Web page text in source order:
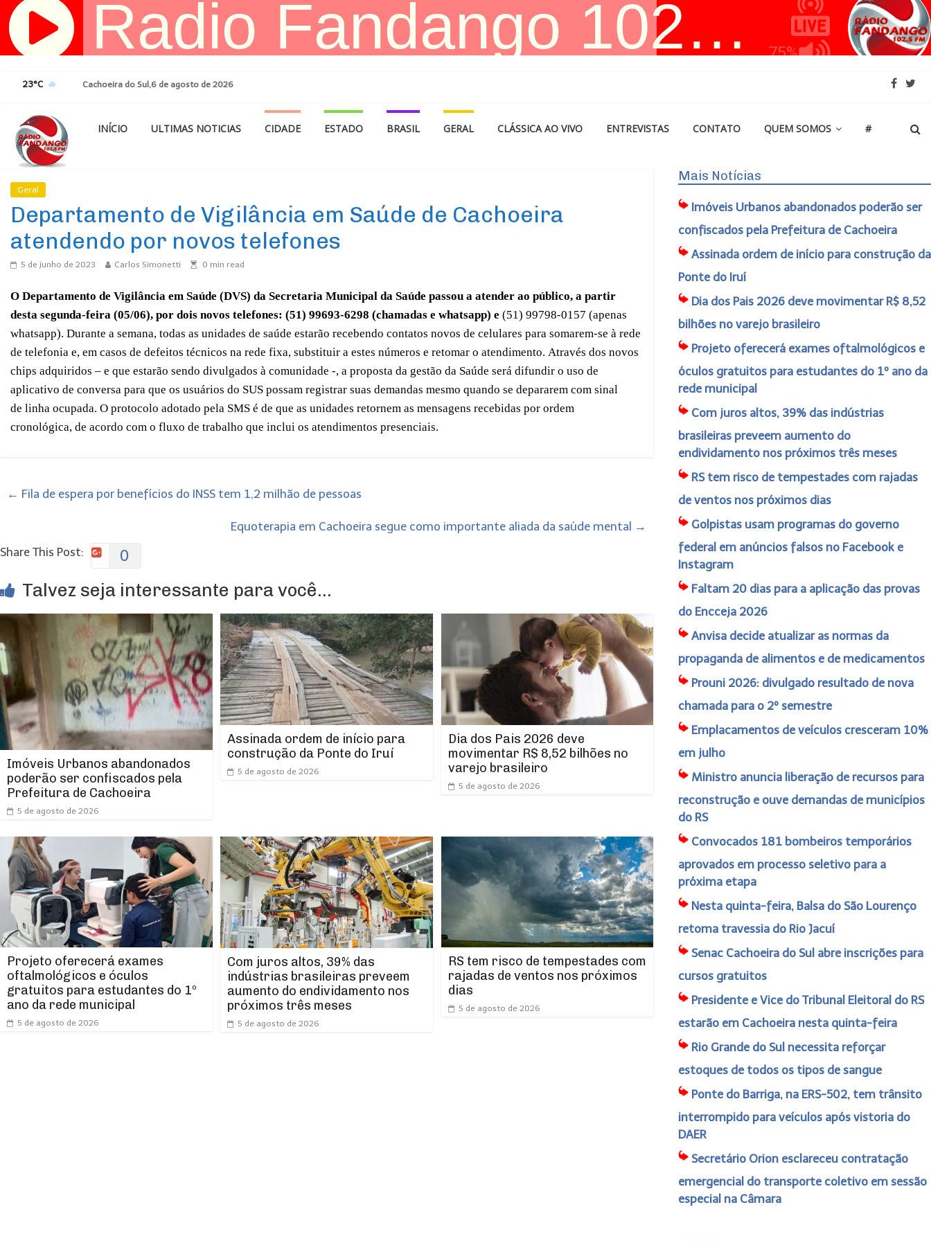
Pular
para
23°C Cachoeira do Sul,6 de agosto de 2026
INÍCIO ULTIMAS NOTICIAS CIDADE ESTADO BRASIL GERAL CLÁSSICA AO VIVO ENTREVISTAS CONTATO QUEM SOMOS #
Geral
Departamento de Vigilância em Saúde de Cachoeira
atendendo por novos telefones
5 de junho de 2023 Carlos Simonetti 0 min read
O Departamento de Vigilância em Saúde (DVS) da Secretaria Municipal da Saúde passou a atender ao público, a partir
desta segunda-feira (05/06), por dois novos telefones: (51) 99693-6298 (chamadas e whatsapp) e (51) 99798-0157 (apenas
whatsapp). Durante a semana, todas as unidades de saúde estarão recebendo contatos novos de celulares para somarem-se à rede
de telefonia e, em casos de defeitos técnicos na rede fixa, substituir a estes números e retomar o atendimento. Através dos novos
chips adquiridos – e que estarão sendo divulgados à comunidade -, a proposta da gestão da Saúde será difundir o uso de
aplicativo de conversa para que os usuários do SUS possam registrar suas demandas mesmo quando se depararem com sinal
de linha ocupada. O protocolo adotado pela SMS é de que as unidades retornem as mensagens recebidas por ordem
cronológica, de acordo com o fluxo de trabalho que inclui os atendimentos presenciais.
← Fila de espera por benefícios do INSS tem 1,2 milhão de pessoas
Equoterapia em Cachoeira segue como importante aliada da saúde mental →
Share This Post:
0
Talvez seja interessante para você...
Imóveis Urbanos abandonados
poderão ser confiscados pela
Prefeitura de Cachoeira
5 de agosto de 2026
Assinada ordem de início para
construção da Ponte do Iruí
5 de agosto de 2026
Dia dos Pais 2026 deve
movimentar R$ 8,52 bilhões no
varejo brasileiro
5 de agosto de 2026
Projeto oferecerá exames
oftalmológicos e óculos
gratuitos para estudantes do 1º
ano da rede municipal
5 de agosto de 2026
Com juros altos, 39% das
indústrias brasileiras preveem
aumento do endividamento nos
próximos três meses
5 de agosto de 2026
RS tem risco de tempestades com
rajadas de ventos nos próximos
dias
5 de agosto de 2026
Mais Notícias
Imóveis Urbanos abandonados poderão ser
confiscados pela Prefeitura de Cachoeira
Assinada ordem de início para construção da
Ponte do Iruí
Dia dos Pais 2026 deve movimentar R$ 8,52
bilhões no varejo brasileiro
Projeto oferecerá exames oftalmológicos e
óculos gratuitos para estudantes do 1º ano da
rede municipal
Com juros altos, 39% das indústrias
brasileiras preveem aumento do
endividamento nos próximos três meses
RS tem risco de tempestades com rajadas
de ventos nos próximos dias
Golpistas usam programas do governo
federal em anúncios falsos no Facebook e
Instagram
Faltam 20 dias para a aplicação das provas
do Encceja 2026
Anvisa decide atualizar as normas da
propaganda de alimentos e de medicamentos
Prouni 2026: divulgado resultado de nova
chamada para o 2º semestre
Emplacamentos de veículos cresceram 10%
em julho
Ministro anuncia liberação de recursos para
reconstrução e ouve demandas de municípios
do RS
Convocados 181 bombeiros temporários
aprovados em processo seletivo para a
próxima etapa
Nesta quinta-feira, Balsa do São Lourenço
retoma travessia do Rio Jacuí
Senac Cachoeira do Sul abre inscrições para
cursos gratuitos
Presidente e Vice do Tribunal Eleitoral do RS
estarão em Cachoeira nesta quinta-feira
Rio Grande do Sul necessita reforçar
estoques de todos os tipos de sangue
Ponte do Barriga, na ERS-502, tem trânsito
interrompido para veículos após vistoria do
DAER
Secretário Orion esclareceu contratação
emergencial do transporte coletivo em sessão
especial na Câmara